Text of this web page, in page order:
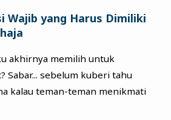
Wajib yang Harus Dimiliki
akhirnya memilih untuk
Sabar... sebelum kuberi tahu
kalau teman-teman menikmati